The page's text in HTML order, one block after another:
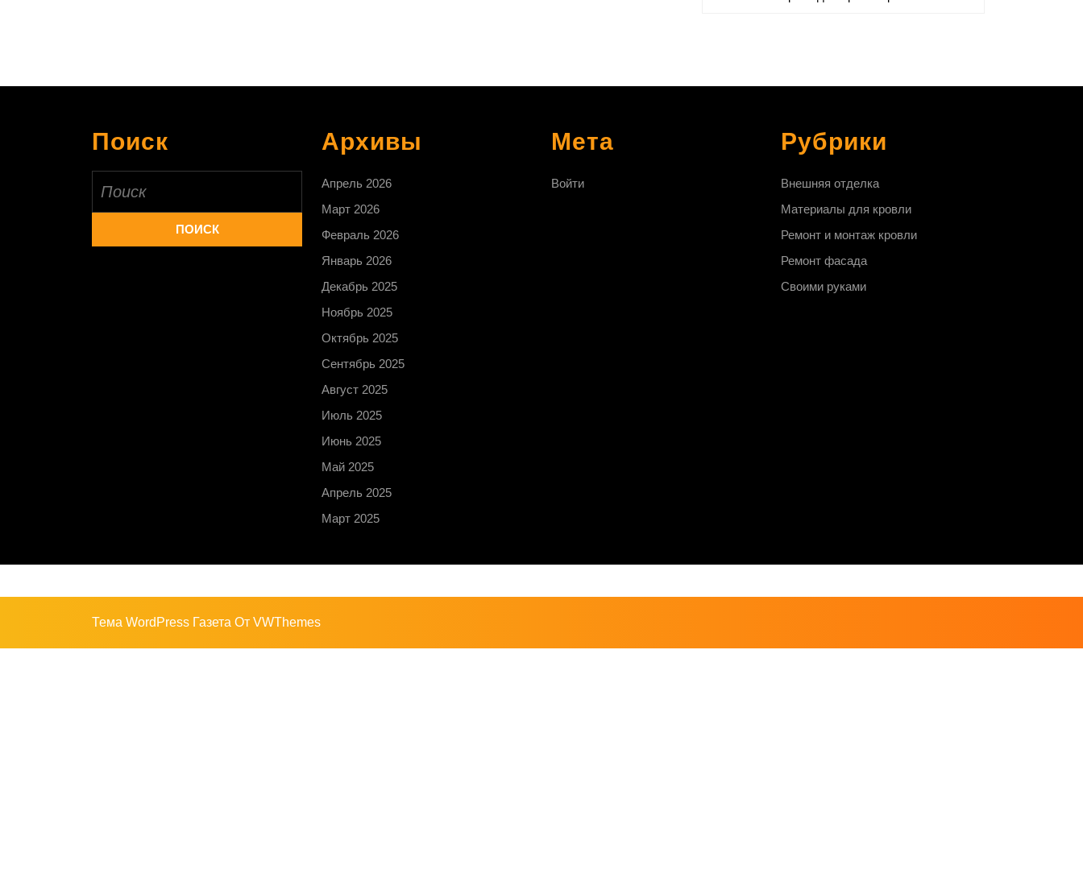
Поиск Архивы
Апрель 2026
Март 2026
Февраль 2026
Январь 2026
Декабрь 2025
Ноябрь 2025
Октябрь 2025
Сентябрь 2025
Август 2025
Июль 2025
Июнь 2025
Май 2025
Апрель 2025
Март 2025
Мета
Войти
Рубрики
Внешняя отделка
Материалы для кровли
Ремонт и монтаж кровли
Ремонт фасада
Своими руками
Тема WordPress Газета От VWThemes